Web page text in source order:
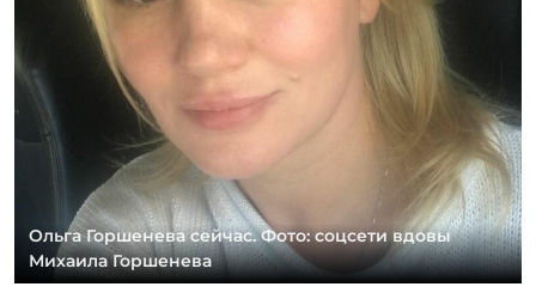
Ольга Горшенева сейчас. Фото: соцсети вдовы
Михаила Горшенева